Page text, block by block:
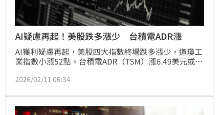
AI疑慮再起！美股跌多漲少 台積電ADR漲
AI獲利疑慮再起，美股四大指數終場跌多漲少，道瓊工
業指數小漲52點。台積電ADR（TSM）漲6.49美元或
2026/02/11 06:34